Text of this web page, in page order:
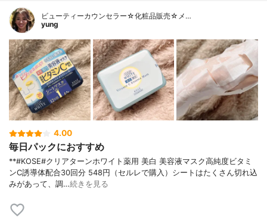
ビューティーカウンセラー☆化粧品販売☆メ…
yung
4.00
毎日パックにおすすめ
**#KOSE#クリアターンホワイト薬用 美白 美容液マスク高純度ビタミ
ンC誘導体配合⁡30回分 548円（セルレで購入）⁡シートはたくさん切れ込
みがあって、調…続きを見る